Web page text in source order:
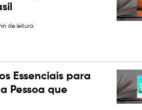
de leitura
Essenciais para
Pessoa que